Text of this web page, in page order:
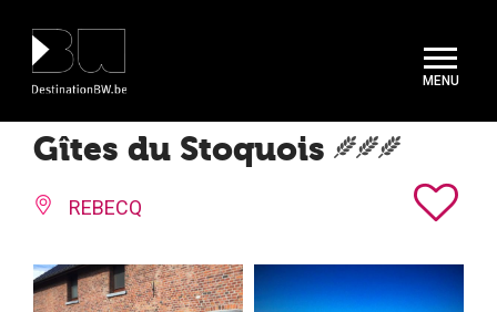
Gîtes du Stoquois
REBECQ